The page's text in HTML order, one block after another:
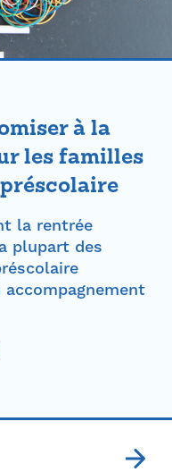
à la
les familles
la rentrée
plupart des